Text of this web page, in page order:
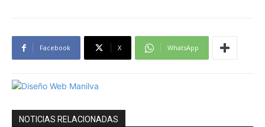
Facebook X WhatsApp
NOTICIAS RELACIONADAS